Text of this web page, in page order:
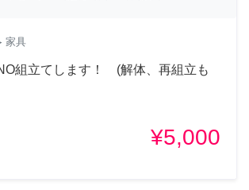
家具
組立てします！ (解体、再組立も
¥5,000